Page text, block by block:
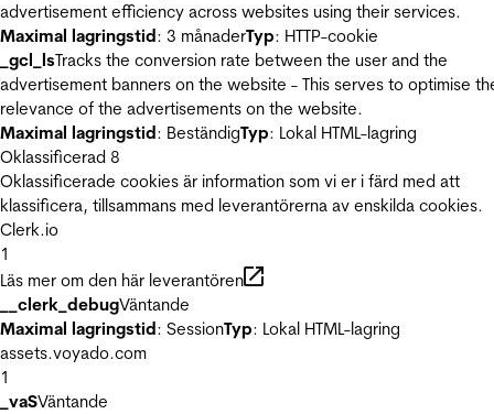
advertisement efficiency across websites using their services.
Maximal lagringstid: 3 månaderTyp: HTTP-cookie
_gcl_lsTracks the conversion rate between the user and the
advertisement banners on the website - This serves to optimise
relevance of the advertisements on the website.
Maximal lagringstid: BeständigTyp: Lokal HTML-lagring
Oklassificerad 8
Oklassificerade cookies är information som vi er i färd med att
klassificera, tillsammans med leverantörerna av enskilda cookies.
Clerk.io
1
Läs mer om den här leverantören
__clerk_debugVäntande
Maximal lagringstid: SessionTyp: Lokal HTML-lagring
assets.voyado.com
1
_vaSVäntande